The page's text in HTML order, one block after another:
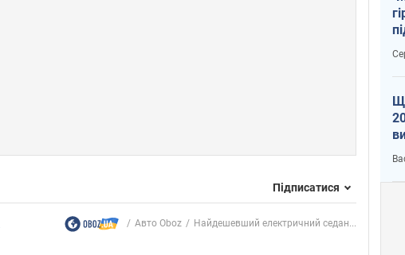
Підписатися
Авто Oboz Найдешевший електричний седан...